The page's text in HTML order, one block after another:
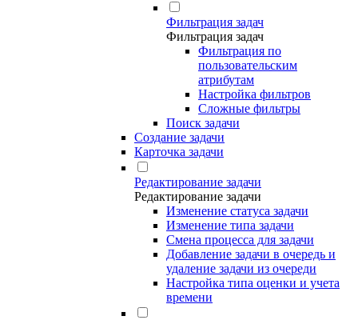
Фильтрация задач
Фильтрация задач
Фильтрация по
пользовательским
атрибутам
Настройка фильтров
Сложные фильтры
Поиск задачи
Создание задачи
Карточка задачи
Редактирование задачи
Редактирование задачи
Изменение статуса задачи
Изменение типа задачи
Смена процесса для задачи
Добавление задачи в очередь и
удаление задачи из очереди
Настройка типа оценки и учета
времени